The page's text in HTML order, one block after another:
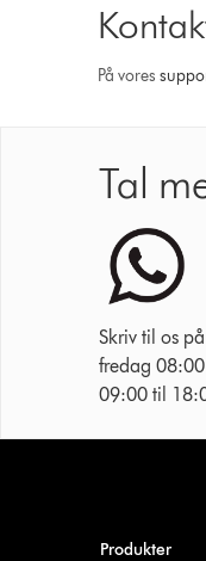
På vores
Tal
Skriv til os
fredag
09:00 til
Produkter